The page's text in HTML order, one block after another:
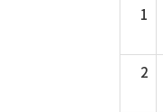
1
2